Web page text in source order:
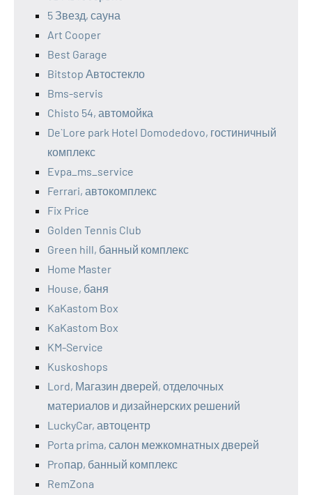
5 Звезд, сауна
Art Cooper
Best Garage
Bitstop Автостекло
Bms-servis
Chisto 54, автомойка
De`Lore park Hotel Domodedovo, гостиничный
комплекс
Evpa_ms_service
Ferrari, автокомплекс
Fix Price
Golden Tennis Club
Green hill, банный комплекс
Home Master
House, баня
KaKastom Box
KaKastom Box
KM-Service
Kuskoshops
Lord, Магазин дверей, отделочных
материалов и дизайнерских решений
LuckyCar, автоцентр
Porta prima, салон межкомнатных дверей
Proпар, банный комплекс
RemZona